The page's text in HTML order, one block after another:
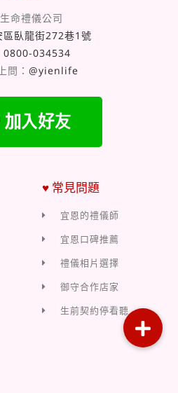
命禮儀公司
區臥龍街272巷1號
0800-034534
問： @yienlife
♥ 常見問題
宜恩的禮儀師
宜恩口碑推薦
禮儀相片選擇
御守合作店家
生前契約停看聽